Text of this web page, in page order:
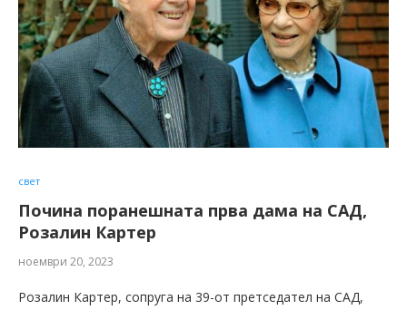
свет
Почина поранешната прва дама на САД,
Розалин Картер
ноември 20, 2023
Розалин Картер, сопруга на 39-от претседател на САД,